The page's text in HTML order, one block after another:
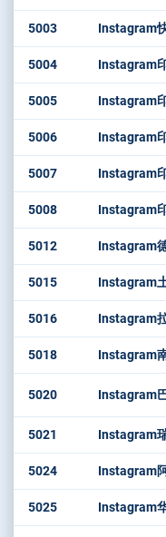
5003 Instagram
5004 Instagram
5005 Instagram
5006 Instagram
5007 Instagram
5008 Instagram
5012 Instagram
5015 Instagram
5016 Instagram
5018 Instagram
5020 Instagram
5021 Instagram
5024 Instagram
5025 Instagram